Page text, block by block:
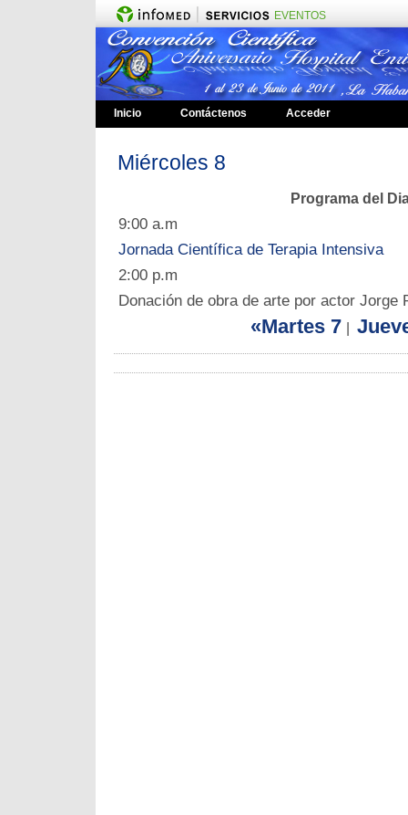
EVENTOS
Inicio Contáctenos Acceder
Miércoles 8
Programa del
9:00 a.m
Jornada Científica de Terapia Intensiva
2:00 p.m
Donación de obra de arte por actor Jorge
«Martes 7